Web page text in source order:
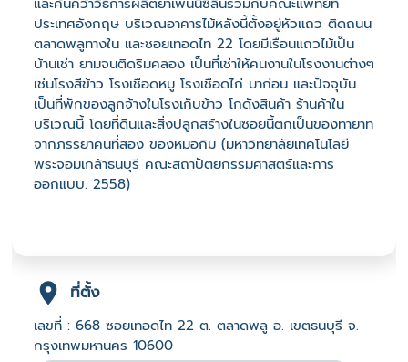
ประเทศอังกฤษ บริเวณอาคารไม้หลังนี้ตั้งอยู่หัวแถว ติดถนน
ตลาดพลูทางใน และซอยเทอดไท 22 โดยมีเรือนแถวไม้เป็น
บ้านเช่า ยามจนติดริมคลอง เป็นที่เช่าให้คนงานในโรงงานต่างๆ
เช่นโรงสีข้าว โรงเชือดหมู โรงเชือดไก่ มาก่อน และปัจจุบัน
เป็นที่พักของลูกจ้างในโรงเก็บข้าว โกดังสินค้า ร้านค้าใน
บริเวณนี้ โดยที่ดินและสิ่งปลูกสร้างในซอยนี้ตกเป็นของทายาท
จากภรรยาคนที่สอง ของหมอกิม (มหาวิทยาลัยเทคโนโลยี
พระจอมเกล้าธนบุรี คณะสถาปัตยกรรมศาสตร์และการ
ออกแบบ. 2558)
ที่ตั้ง
เลขที่ : 668 ซอยเทอดไท 22 ต. ตลาดพลู อ. เขตธนบุรี จ.
กรุงเทพมหานคร 10600